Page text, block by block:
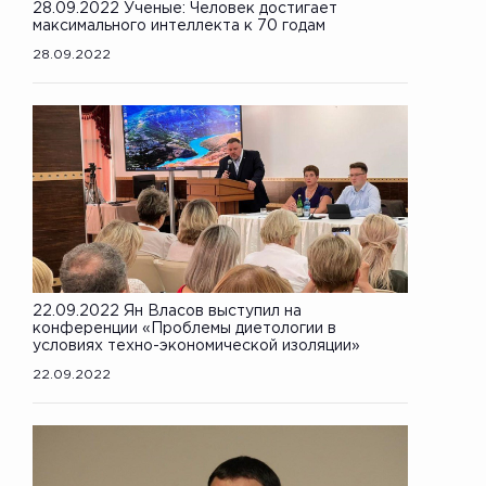
28.09.2022 Ученые: Человек достигает
максимального интеллекта к 70 годам
28.09.2022
22.09.2022 Ян Власов выступил на
конференции «Проблемы диетологии в
условиях техно-экономической изоляции»
22.09.2022